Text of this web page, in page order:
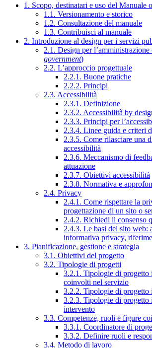
1. Scopo, destinatari e uso del Manuale
1.1. Versionamento e storico
1.2. Consultazione del manuale
1.3. Contribuisci al manuale
2. Introduzione al design per i servizi
2.1. Design per
government)
2.2. L’approccio progettuale
2.2.1. Buone pratiche
2.2.2. Principi
2.3. Accessibilità
2.3.1. Definizione
2.3.2. Accessibilità by
2.3.3. Principi per
2.3.4. Linee guida e criteri
2.3.5. Come rilasciare una
accessibilità
2.3.6. Meccanismo di
attuazione
2.3.7. Obiettivi accessibilità
2.3.8. Normativa e
2.4. Privacy
2.4.1. Come rispettare la
progettazione di un sito o
2.4.2. Richiedi il consenso
2.4.3. Le basi del sito web:
informativa privacy,
3. Pianificazione, gestione e strategia
3.1. Obiettivi del progetto
3.2. Tipologie di progetti
3.2.1. Tipologie di progetto
coinvolti nel servizio
3.2.2. Tipologie di progetto
3.2.3. Tipologie di progetto
intervento
3.3. Competenze, ruoli e figure
3.3.1. Coordinatore di
3.3.2. Definire ruoli e
3.4. Metodo di lavoro